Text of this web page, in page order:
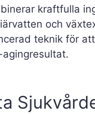
kraftfulla
och
teknik för